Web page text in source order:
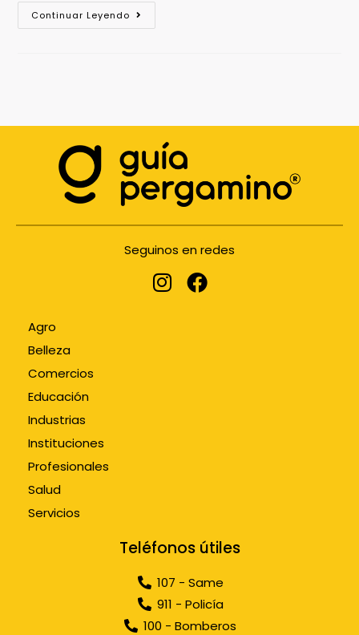
Continuar Leyendo
Seguinos en redes
Agro
Belleza
Comercios
Educación
Industrias
Instituciones
Profesionales
Salud
Servicios
Teléfonos útiles
107 - Same
911 - Policía
100 - Bomberos